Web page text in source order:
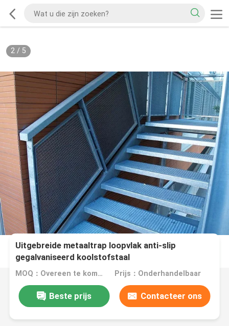
2/ 5
Uitgebreide metaaltrap loopvlak anti-slip
gegalvaniseerd koolstofstaal
MOQ：Overeen te komen Prijs：Onderhandelbaar
Beste prijs Contacteer ons